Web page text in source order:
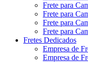
Frete para
Frete para
Frete para
Frete para
Fretes Dedicados
Empresa de
Empresa de